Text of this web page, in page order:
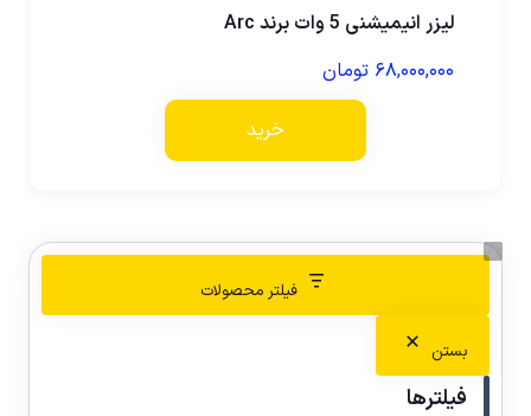
لیزر انیمیشنی 5 وات برند Arc
۶۸,۰۰۰,۰۰۰ تومان
خرید
فیلتر محصولات
بستن
فیلترها